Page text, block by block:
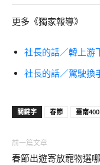
更多《獨家報導》
社長的話／韓上游
社長的話／駕駛換
關鍵字 春節 臺南400
前一篇文章
春節出遊寄放寵物選